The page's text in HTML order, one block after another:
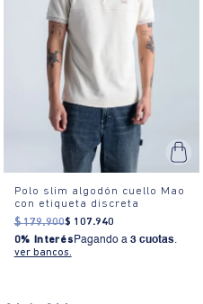
Polo slim algodón cuello Mao
con etiqueta discreta
$ 179.900$ 107.940
0% Interés Pagando a 3 cuotas.
ver bancos.